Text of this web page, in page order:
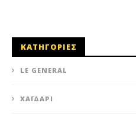
ΚΑΤΗΓΟΡΙΕΣ
LE GENERAL
XΑΪΔΆΡΙ